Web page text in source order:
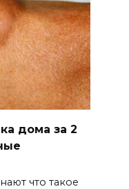
дома за 2
что такоe